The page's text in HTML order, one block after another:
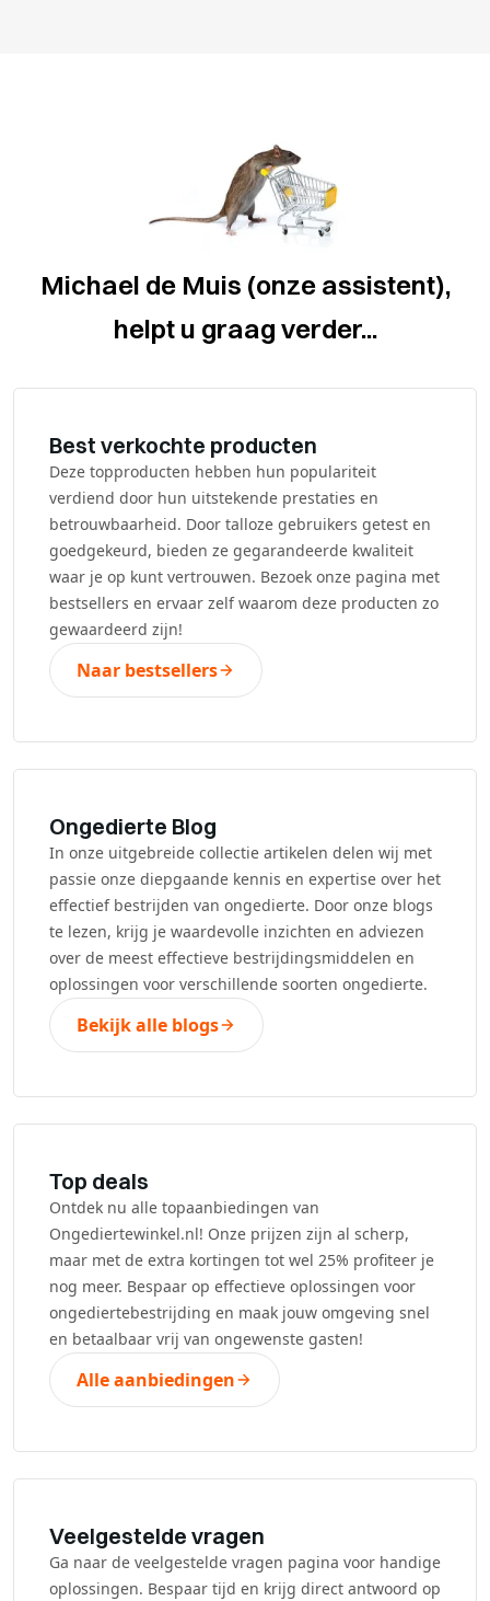
Michael de Muis (onze assistent),
helpt u graag verder...
Best verkochte producten
Deze topproducten hebben hun populariteit
verdiend door hun uitstekende prestaties en
betrouwbaarheid. Door talloze gebruikers getest en
goedgekeurd, bieden ze gegarandeerde kwaliteit
waar je op kunt vertrouwen. Bezoek onze pagina met
bestsellers en ervaar zelf waarom deze producten zo
gewaardeerd zijn!
Naar bestsellers
Ongedierte Blog
In onze uitgebreide collectie artikelen delen wij met
passie onze diepgaande kennis en expertise over het
effectief bestrijden van ongedierte. Door onze blogs
te lezen, krijg je waardevolle inzichten en adviezen
over de meest effectieve bestrijdingsmiddelen en
oplossingen voor verschillende soorten ongedierte.
Bekijk alle blogs
Top deals
Ontdek nu alle topaanbiedingen van
Ongediertewinkel.nl! Onze prijzen zijn al scherp,
maar met de extra kortingen tot wel 25% profiteer je
nog meer. Bespaar op effectieve oplossingen voor
ongediertebestrijding en maak jouw omgeving snel
en betaalbaar vrij van ongewenste gasten!
Alle aanbiedingen
Veelgestelde vragen
Ga naar de veelgestelde vragen pagina voor handige
oplossingen. Bespaar tijd en krijg direct antwoord op